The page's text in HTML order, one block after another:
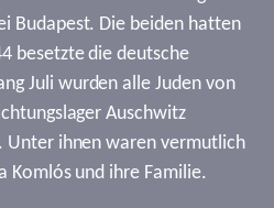
Budapest. Die beiden hatten
besetzte die deutsche
Juli wurden alle Juden von
Auschwitz
ihnen waren vermutlich
Komlós und ihre Familie.